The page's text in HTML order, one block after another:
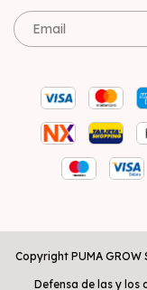
Copyright PUMA
Defensa de las y los